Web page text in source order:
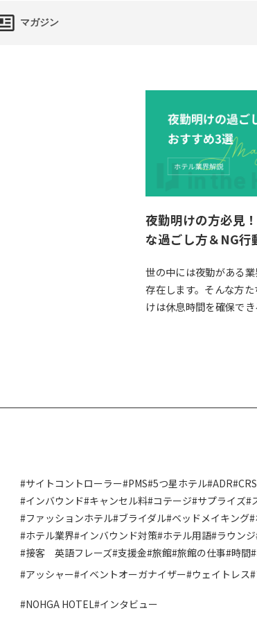
マガジン
夜勤明けの方必見
な過ごし方＆NG行
世の中には夜勤がある
存在します。そんな方
けは休息時間を確保で
#サイトコントローラー#PMS#5つ星ホテル#ADR#CRS
#インバウンド#キャンセル料#コテージ#サプライズ#
#ファッションホテル#ブライダル#ベッドメイキング
#ホテル業界#インバウンド対策#ホテル用語#ラウンジ
#接客 英語フレーズ#支援金#旅館#旅館の仕事#時間
#アッシャー#イベントオーガナイザー#ウェイトレス
#NOHGA HOTEL#インタビュー